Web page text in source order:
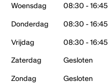
Woensdag
08:30 - 16:45
Donderdag
08:30 - 16:45
Vrijdag
08:30 - 16:45
Zaterdag
Gesloten
Zondag
Gesloten